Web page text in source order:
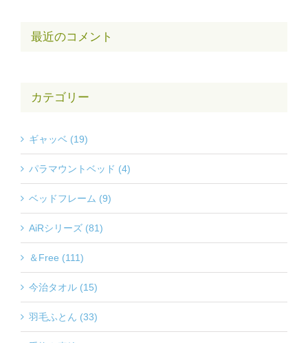
最近のコメント
カテゴリー
ギャッベ (19)
パラマウントベッド (4)
ベッドフレーム (9)
AiRシリーズ (81)
＆Free (111)
今治タオル (15)
羽毛ふとん (33)